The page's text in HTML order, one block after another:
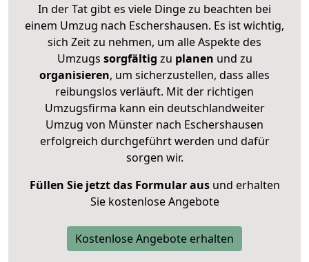
In der Tat gibt es viele Dinge zu beachten bei
einem Umzug nach Eschershausen. Es ist wichtig,
sich Zeit zu nehmen, um alle Aspekte des
Umzugs sorgfältig zu planen und zu
organisieren, um sicherzustellen, dass alles
reibungslos verläuft. Mit der richtigen
Umzugsfirma kann ein deutschlandweiter
Umzug von Münster nach Eschershausen
erfolgreich durchgeführt werden und dafür
sorgen wir.
Füllen Sie jetzt das Formular ausund erhalten
Sie kostenlose Angebote
Kostenlose Angebote erhalten